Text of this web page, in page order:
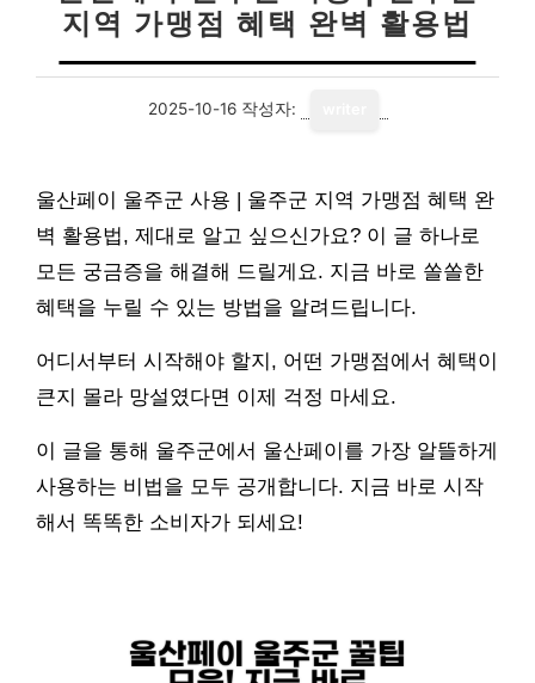
지역 가맹점 혜택 완벽 활용법
2025-10-16 작성자:
울산페이 울주군 사용 | 울주군 지역 가맹점 혜택 완
벽 활용법, 제대로 알고 싶으신가요? 이 글 하나로
모든 궁금증을 해결해 드릴게요. 지금 바로 쏠쏠한
혜택을 누릴 수 있는 방법을 알려드립니다.
어디서부터 시작해야 할지, 어떤 가맹점에서 혜택이
큰지 몰라 망설였다면 이제 걱정 마세요.
이 글을 통해 울주군에서 울산페이를 가장 알뜰하게
사용하는 비법을 모두 공개합니다. 지금 바로 시작
해서 똑똑한 소비자가 되세요!